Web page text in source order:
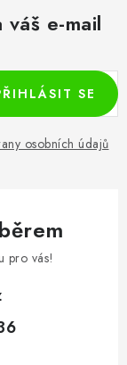
e-mail
osobních údajů
SE
pro vás!